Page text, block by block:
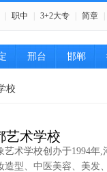
职中 3+2大专 简章
邢台 邯郸
校
艺术学校
艺术学校创办于1994年
造型、中医美容、美发